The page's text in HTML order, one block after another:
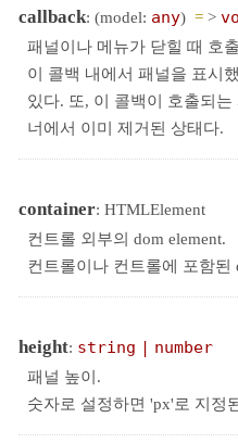
callback: (model: any) = >
패널이나 메뉴가 닫힐 때 호
이 콜백 내에서 패널을 표시
있다. 또, 이 콜백이 호출되
너에서 이미 제거된 상태다.
container: HTMLElement
컨트롤 외부의 dom element.
컨트롤이나 컨트롤에 포함
height: string | number
패널 높이.
숫자로 설정하면 'px'로 지정